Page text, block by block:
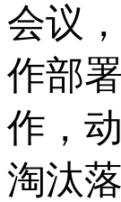
会议
作部
作，
淘汰